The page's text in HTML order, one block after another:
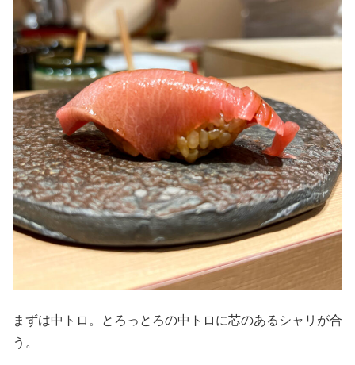
まずは中トロ。とろっとろの中トロに芯のあるシャリが合
う。